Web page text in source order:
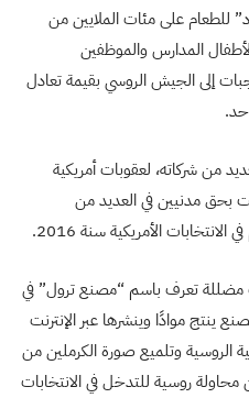
للطعام على مئات الملايين من
المدارس والموظفين
إلى الجيش الروسي بقيمة تعادل
من شركاته، لعقوبات أمريكية
بحق مدنيين في العديد من
الأمريكية سنة 2016.
مضللة تعرف باسم “مصنع ترول” في
ينتج موادًا وينشرها عبر الإنترنت
الروسية وتلميع صورة الكرملين من
روسية للتدخل في الانتخابات